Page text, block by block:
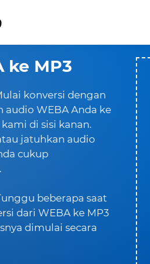
ke MP3
konversi dengan
WEBA Anda ke
di sisi kanan.
jatuhkan audio
cukup
beberapa saat
dari WEBA ke MP3
dimulai secara